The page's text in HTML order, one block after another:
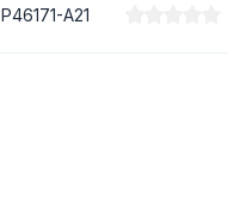
P46171-A21